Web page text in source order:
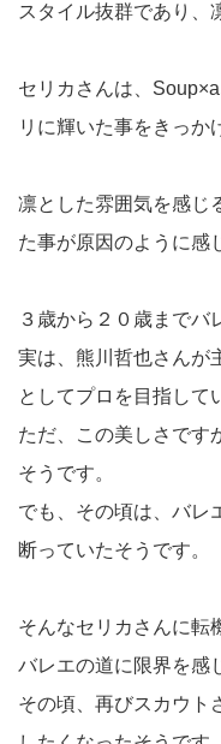
スタイル抜群であり、
セリカさんは、
リに輝いた事をきっか
凛とした雰囲気を感じ
た事が原因のように感
３歳から２０歳までバ
実は、熊川哲也さんが
としてプロを目指して
ただ、この美しさです
そうです。
でも、その頃は、バレ
断っていたそうです。
そんなセリカさんに転
バレエの道に限界を感
その頃、再びスカウト